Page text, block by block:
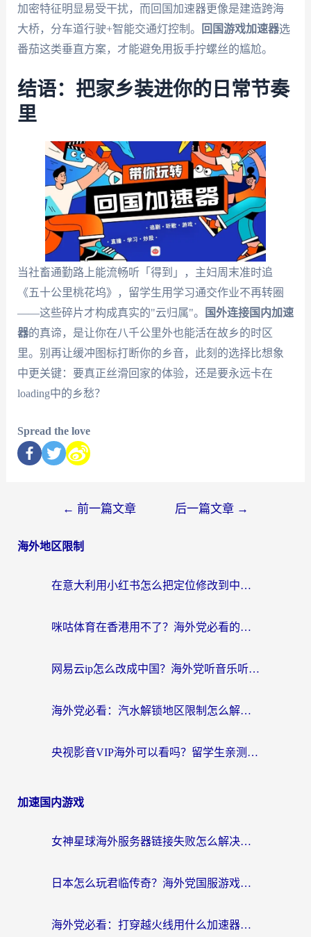
加密特征明显易受干扰，而回国加速器更像是建造跨海
大桥，分车道行驶+智能交通灯控制。
回国游戏加速器选
番茄这类垂直方案，才能避免用扳手拧螺丝的尴尬。
结语：把家乡装进你的日常节奏
里
当社畜通勤路上能流畅听「得到」，主妇周末准时追
《五十公里桃花坞》，留学生用学习通交作业不再转圈
——这些碎片才构成真实的"云归属"。
国外连接国内加速
器的真谛，是让你在八千公里外也能活在故乡的时区
里。别再让缓冲图标打断你的乡音，此刻的选择比想象
中更关键：要真正丝滑回家的体验，还是要永远卡在
loading中的乡愁？
Spread the love
← 前一篇文章 后一篇文章 →
海外地区限制
在意大利用小红书怎么把定位修改到中国国内？3个实用技巧+1个靠谱工具帮你搞定
咪咕体育在香港用不了？海外党必看的回国加速器选择指南（附3个真实场景解决方案）
网易云ip怎么改成中国？海外党听音乐听书的无痛解决方案
海外党必看：汽水解锁地区限制怎么解除？3招解决国内影音&生活服务难题
央视影音VIP海外可以看吗？留学生亲测有效的回国加速器选择指南
加速国内游戏
女神星球海外服务器链接失败怎么解决？海外党国服游戏加速避坑指南
日本怎么玩君临传奇？海外党国服游戏加速避坑指南（附菲律宾欧洲玩家实测）
海外党必看：打穿越火线用什么加速器？解决延迟卡顿，还能玩奇妙拼图世界和第五人格